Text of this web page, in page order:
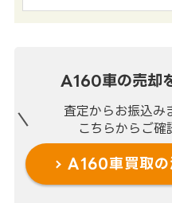
A160車の売却
査定からお振込み
こちらからご確
A160車買取の